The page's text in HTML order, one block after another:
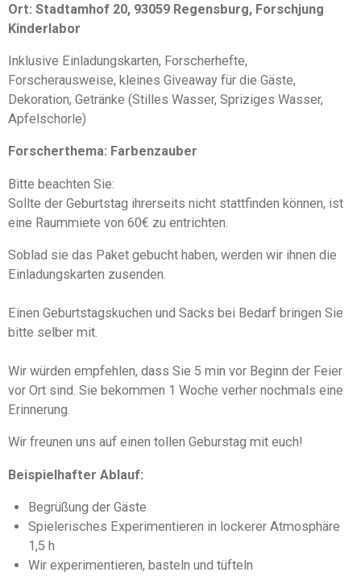
Ort: Stadtamhof 20, 93059 Regensburg, Forschjung
Kinderlabor
Inklusive Einladungskarten, Forscherhefte,
Forscherausweise, kleines Giveaway für die Gäste,
Dekoration, Getränke (Stilles Wasser, Spriziges Wasser,
Apfelschorle)
Forscherthema: Farbenzauber
Bitte beachten Sie:
Sollte der Geburtstag ihrerseits nicht stattfinden können, ist
eine Raummiete von 60€ zu entrichten.
Soblad sie das Paket gebucht haben, werden wir ihnen die
Einladungskarten zusenden.
Einen Geburtstagskuchen und Sacks bei Bedarf bringen Sie
bitte selber mit.
Wir würden empfehlen, dass Sie 5 min vor Beginn der Feier
vor Ort sind. Sie bekommen 1 Woche verher nochmals eine
Erinnerung.
Wir freunen uns auf einen tollen Geburstag mit euch!
Beispielhafter Ablauf:
Begrüßung der Gäste
Spielerisches Experimentieren in lockerer Atmosphäre
1,5 h
Wir experimentieren, basteln und tüfteln